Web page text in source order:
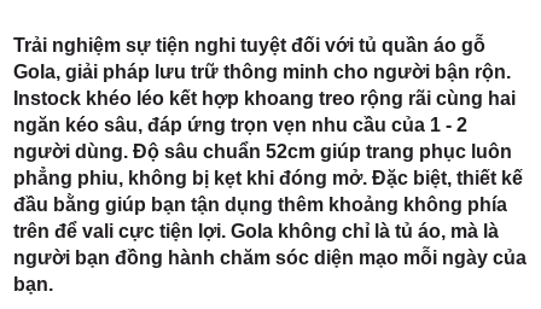
Hóc Môn,
TP. HCM
Trải nghiệm sự tiện nghi tuyệt đối với tủ quần áo gỗ
Gola, giải pháp lưu trữ thông minh cho người bận rộn.
Instock khéo léo kết hợp khoang treo rộng rãi cùng hai
ngăn kéo sâu, đáp ứng trọn vẹn nhu cầu của 1 - 2
người dùng. Độ sâu chuẩn 52cm giúp trang phục luôn
phẳng phiu, không bị kẹt khi đóng mở. Đặc biệt, thiết kế
đầu bằng giúp bạn tận dụng thêm khoảng không phía
trên để vali cực tiện lợi. Gola không chỉ là tủ áo, mà là
người bạn đồng hành chăm sóc diện mạo mỗi ngày của
bạn.